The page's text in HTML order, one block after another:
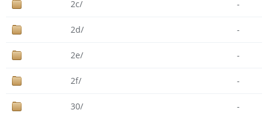
2c/ -
2d/ -
2e/ -
2f/ -
30/ -